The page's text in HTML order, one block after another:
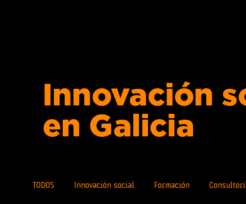
Innovación
en Galicia
TODOS Innovación social Formación